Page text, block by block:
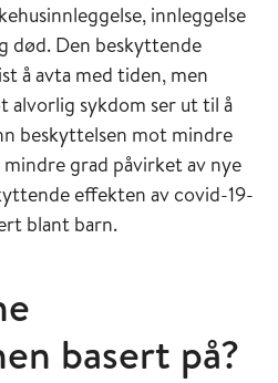
innleggelse
død. Den beskyttende
å avta med tiden, men
alvorlig sykdom ser ut til å
beskyttelsen mot mindre
grad påvirket av nye
effekten av covid-19-
blant barn.
basert på?